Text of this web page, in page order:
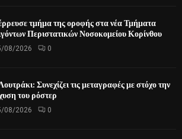
τμήμα της οροφής στα νέα Τμήματα
Περιστατικών Νοσοκομείου Κορίνθου
08/2026 0
Συνεχίζει τις μεταγραφές με στόχο την
του ρόστερ
08/2026 0